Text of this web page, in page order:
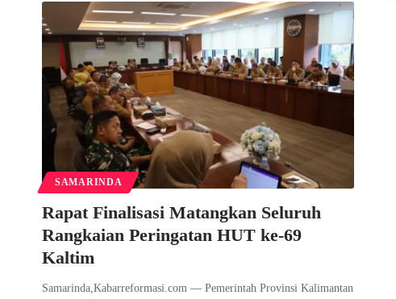
SAMARINDA
Rapat Finalisasi Matangkan Seluruh
Rangkaian Peringatan HUT ke-69
Kaltim
Samarinda,Kabarreformasi.com — Pemerintah Provinsi Kalimantan